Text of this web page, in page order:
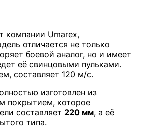
компании Umarex,
отличается не только
боевой аналог, но и имеет
её свинцовыми пульками.
составляет 120 м/с.
изготовлен из
покрытием, которое
составляет 220 мм, а её
типа.